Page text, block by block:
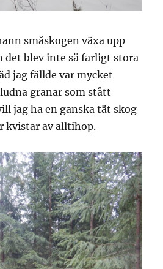
småskogen växa upp
det blev inte så farligt stora
jag fällde var mycket
granar som stått
jag ha en ganska tät skog
kvistar av alltihop.